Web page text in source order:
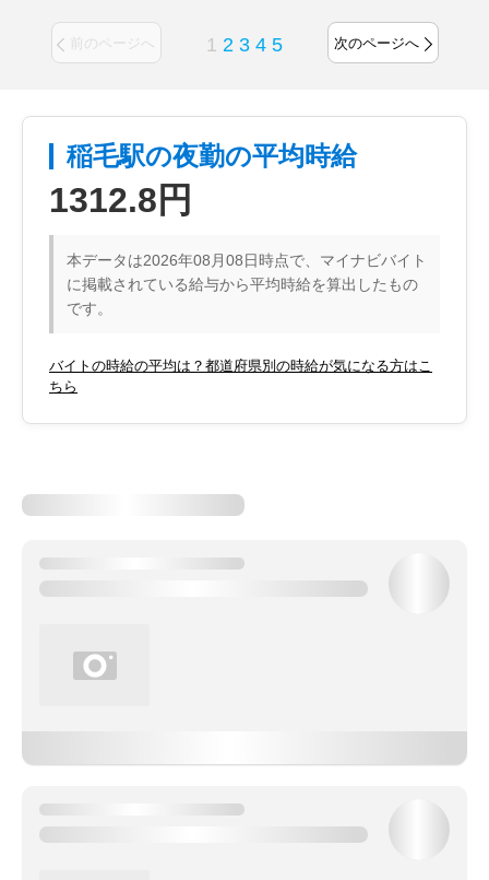
前のページへ 1 2 3 4 5 次のページへ
稲毛駅の夜勤の平均時給
1312.8円
本データは2026年08月08日時点で、マイナビバイト
に掲載されている給与から平均時給を算出したもの
です。
バイトの時給の平均は？都道府県別の時給が気になる方はこ
ちら